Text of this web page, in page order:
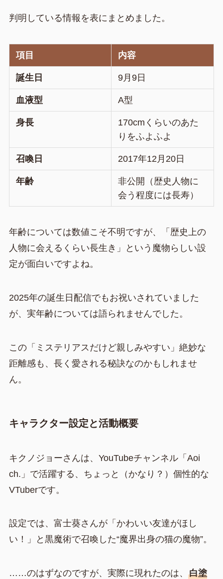
判明している情報を表にまとめました。
項目 内容
誕生日 9月9日
血液型 A型
身長
170cmくらいのあた
りをふよふよ
召喚日 2017年12月20日
年齢
非公開（歴史人物に
会う程度には長寿）
年齢については数値こそ不明ですが、「歴史上の
人物に会えるくらい長生き」という魔物らしい設
定が面白いですよね。
2025年の誕生日配信でもお祝いされていました
が、実年齢については語られませんでした。
この「ミステリアスだけど親しみやすい」絶妙な
距離感も、長く愛される秘訣なのかもしれませ
ん。
キャラクター設定と活動概要
キクノジョーさんは、YouTubeチャンネル「Aoi
ch.」で活躍する、ちょっと（かなり？）個性的な
VTuberです。
設定では、富士葵さんが「かわいい友達がほし
い！」と黒魔術で召喚した“魔界出身の猫の魔物”。
……のはずなのですが、実際に現れたのは、 白塗